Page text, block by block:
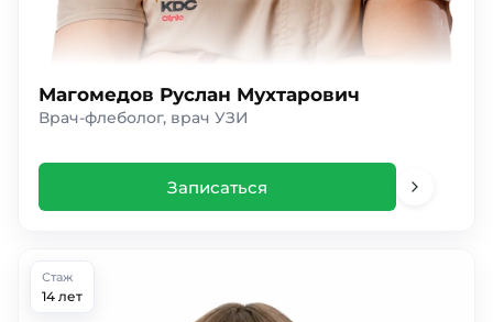
Магомедов Руслан Мухтарович
Врач-флеболог, врач УЗИ
Записаться
Стаж
14 лет